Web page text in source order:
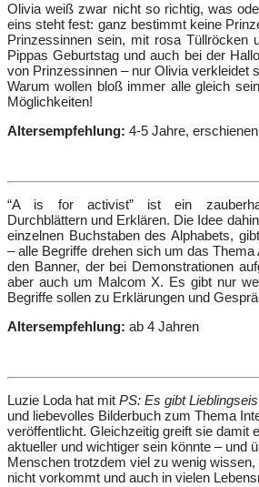
Olivia weiß zwar nicht so richtig, was
eins steht fest: ganz bestimmt keine
Prinzessinnen sein, mit rosa Tüllröcken
Pippas Geburtstag und auch bei der
von Prinzessinnen – nur Olivia verkleidet
Warum wollen bloß immer alle gleich
Möglichkeiten!
Altersempfehlung: 4-5 Jahre,
“A is for activist” ist ein
Durchblättern und Erklären. Die Idee
einzelnen Buchstaben des Alphabets,
– alle Begriffe drehen sich um das
den Banner, der bei Demonstrationen
aber auch um Malcom X. Es gibt nur
Begriffe sollen zu Erklärungen und
Altersempfehlung: ab 4 Jahren
Luzie Loda hat mit PS: Es gibt Lieblingseis
und liebevolles Bilderbuch zum Thema
veröffentlicht. Gleichzeitig greift sie damit
aktueller und wichtiger sein könnte – und
Menschen trotzdem viel zu wenig
nicht vorkommt und auch in vielen